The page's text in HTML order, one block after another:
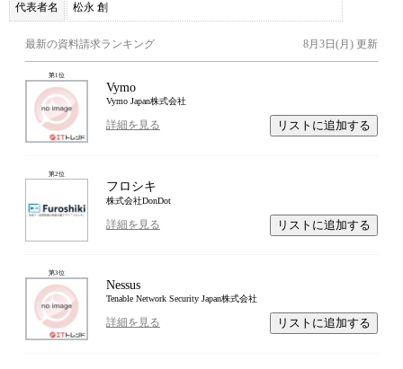
代表者名 松永 創
最新の資料請求ランキング 8月3日(月) 更新
第1位
Vymo
Vymo Japan株式会社
詳細を見る リストに追加する
第2位
フロシキ
株式会社DonDot
詳細を見る リストに追加する
第3位
Nessus
Tenable Network Security Japan株式会社
詳細を見る リストに追加する